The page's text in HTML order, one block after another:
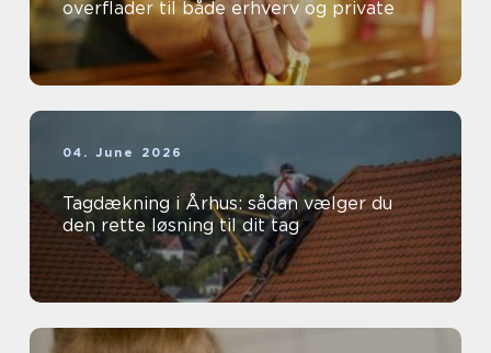
overflader til både erhverv og private
04. June 2026
Tagdækning i Århus: sådan vælger du
den rette løsning til dit tag